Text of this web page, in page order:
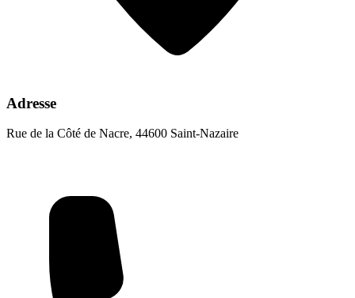
Adresse
Rue de la Côté de Nacre, 44600 Saint-Nazaire